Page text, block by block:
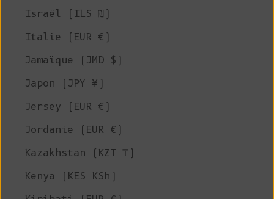
Israël (ILS ₪)
Italie (EUR €)
Jamaïque (JMD $)
Japon (JPY ¥)
Jersey (EUR €)
Jordanie (EUR €)
Kazakhstan (KZT ₸)
Kenya (KES KSh)